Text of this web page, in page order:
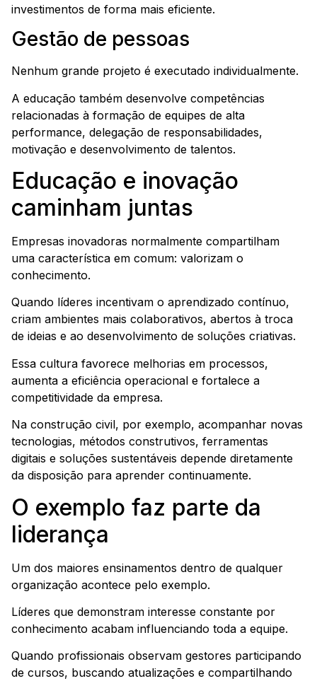
investimentos de forma mais eficiente.
Gestão de pessoas
Nenhum grande projeto é executado individualmente.
A educação também desenvolve competências
relacionadas à formação de equipes de alta
performance, delegação de responsabilidades,
motivação e desenvolvimento de talentos.
Educação e inovação
caminham juntas
Empresas inovadoras normalmente compartilham
uma característica em comum: valorizam o
conhecimento.
Quando líderes incentivam o aprendizado contínuo,
criam ambientes mais colaborativos, abertos à troca
de ideias e ao desenvolvimento de soluções criativas.
Essa cultura favorece melhorias em processos,
aumenta a eficiência operacional e fortalece a
competitividade da empresa.
Na construção civil, por exemplo, acompanhar novas
tecnologias, métodos construtivos, ferramentas
digitais e soluções sustentáveis depende diretamente
da disposição para aprender continuamente.
O exemplo faz parte da
liderança
Um dos maiores ensinamentos dentro de qualquer
organização acontece pelo exemplo.
Líderes que demonstram interesse constante por
conhecimento acabam influenciando toda a equipe.
Quando profissionais observam gestores participando
de cursos, buscando atualizações e compartilhando